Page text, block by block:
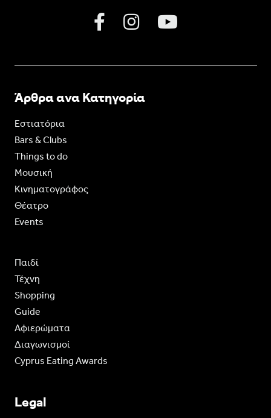
Άρθρα ανα Κατηγορία
Εστιατόρια
Bars & Clubs
Things to do
Moυσική
Κινηματογράφος
Θέατρο
Events
Παιδί
Τέχνη
Shopping
Guide
Aφιερώματα
Διαγωνισμοί
Cyprus Eating Awards
Legal